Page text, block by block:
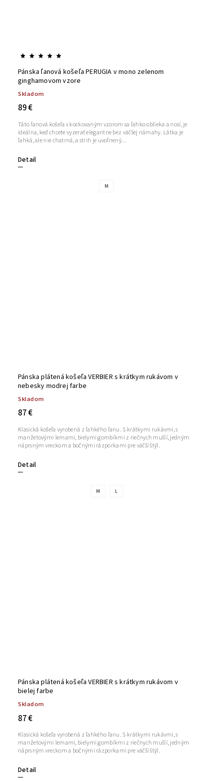
Pánska ľanová košeľa PERUGIA v mono zelenom
ginghamovom vzore
Skladom
89 €
Detail
Táto ľanová košeľa s kockovaným vzorom sa ľahko oblieka a nosí, je
ideálna, keď chcete vyzerať elegantne bez väčšej námahy. Látka je
ľahká, ale nie chatrná, a strih je uvoľnený...
M
Pánska plátená košeľa VERBIER s krátkym rukávom v
nebesky modrej farbe
Skladom
87 €
Detail
Klasická košeľa vyrobená z ľahkého ľanu. S krátkymi rukávmi, s
manžetovými lemami, bielymi gombíkmi z riečnych mušlí, jedným
náprsným vreckom a bočnými rázporkami pre väčší štýl.
M L
Pánska plátená košeľa VERBIER s krátkym rukávom v
bielej farbe
Skladom
87 €
Detail
Klasická košeľa vyrobená z ľahkého ľanu. S krátkymi rukávmi, s
manžetovými lemami, bielymi gombíkmi z riečnych mušlí, jedným
náprsným vreckom a bočnými rázporkami pre väčší štýl.